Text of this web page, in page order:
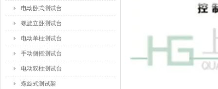
电动卧式测试台
螺旋立卧测试台
电动单柱测试台
手动侧摇测试台
电动双柱测试台
螺旋式测试架